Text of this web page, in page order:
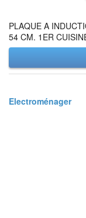
PLAQUE A
54 CM. 1ER
Electroménager